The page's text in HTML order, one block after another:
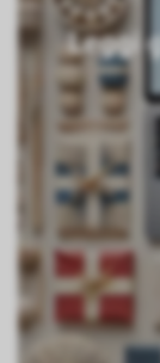
Leggi